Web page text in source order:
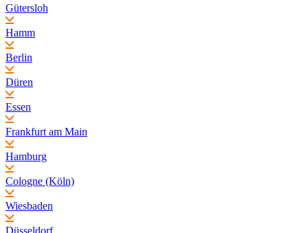
Gütersloh
Hamm
Berlin
Düren
Essen
Frankfurt am Main
Hamburg
Cologne (Köln)
Wiesbaden
Düsseldorf